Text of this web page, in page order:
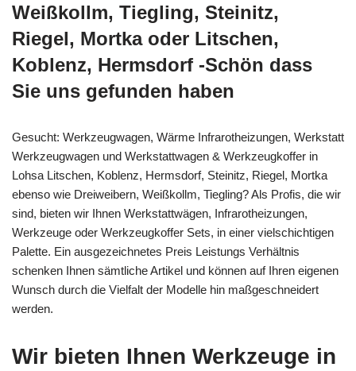
Weißkollm, Tiegling, Steinitz,
Riegel, Mortka oder Litschen,
Koblenz, Hermsdorf -Schön dass
Sie uns gefunden haben
Gesucht: Werkzeugwagen, Wärme Infrarotheizungen, Werkstatt
Werkzeugwagen und Werkstattwagen & Werkzeugkoffer in
Lohsa Litschen, Koblenz, Hermsdorf, Steinitz, Riegel, Mortka
ebenso wie Dreiweibern, Weißkollm, Tiegling? Als Profis, die wir
sind, bieten wir Ihnen Werkstattwägen, Infrarotheizungen,
Werkzeuge oder Werkzeugkoffer Sets, in einer vielschichtigen
Palette. Ein ausgezeichnetes Preis Leistungs Verhältnis
schenken Ihnen sämtliche Artikel und können auf Ihren eigenen
Wunsch durch die Vielfalt der Modelle hin maßgeschneidert
werden.
Wir bieten Ihnen Werkzeuge in